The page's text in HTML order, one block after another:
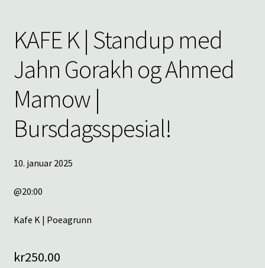
KAFE K | Standup med
Jahn Gorakh og Ahmed
Mamow |
Bursdagsspesial!
10. januar 2025
@20:00
Kafe K | Poeagrunn
kr250.00